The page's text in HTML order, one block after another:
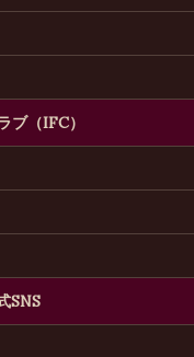
ブ（IFC）
SNS